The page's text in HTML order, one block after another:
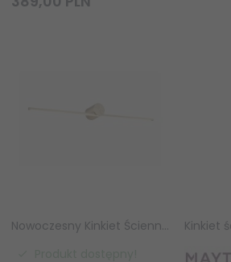
Nowoczesny Kinkiet Ścienny LED Nad Lustro Złoty CAMARA W89949-8W-GD ZUMA LINE